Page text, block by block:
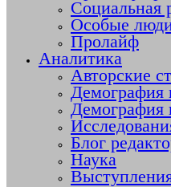
Социальная
Особые
Пролайф
Аналитика
Авторские
Демография
Демография
Блог
Наука